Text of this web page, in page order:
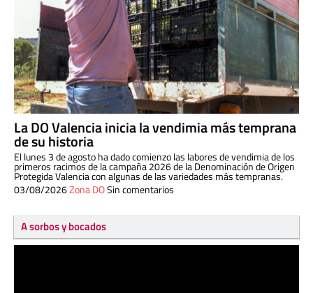
La DO Valencia inicia la vendimia más temprana
de su historia
El lunes 3 de agosto ha dado comienzo las labores de vendimia de los
primeros racimos de la campaña 2026 de la Denominación de Origen
Protegida Valencia con algunas de las variedades más tempranas.
03/08/2026Zona DOSin comentarios
A sorbos y bocados